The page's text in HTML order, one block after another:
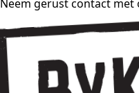
Neem gerust contact